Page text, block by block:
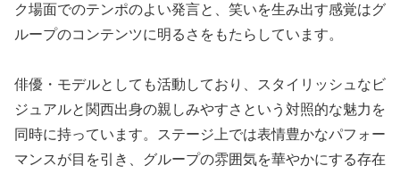
ク場面でのテンポのよい発言と、笑いを生み出す感覚はグ
ループのコンテンツに明るさをもたらしています。
俳優・モデルとしても活動しており、スタイリッシュなビ
ジュアルと関西出身の親しみやすさという対照的な魅力を
同時に持っています。ステージ上では表情豊かなパフォー
マンスが目を引き、グループの雰囲気を華やかにする存在